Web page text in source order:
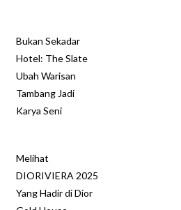
Bukan Sekadar
Hotel: The Slate
Ubah Warisan
Tambang Jadi
Karya Seni
Melihat
DIORIVIERA 2025
Yang Hadir di Dior